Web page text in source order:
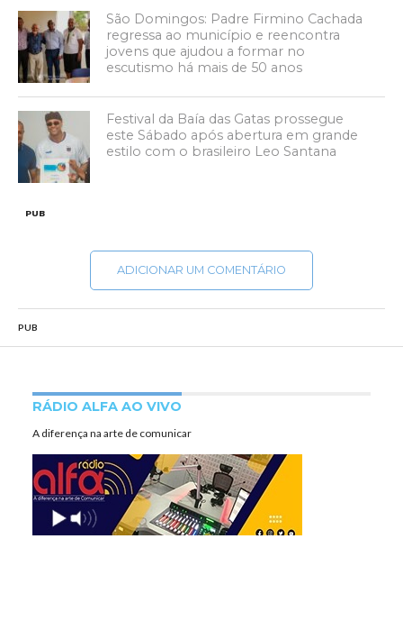
São Domingos: Padre Firmino Cachada
regressa ao município e reencontra
jovens que ajudou a formar no
escutismo há mais de 50 anos
Festival da Baía das Gatas prossegue
este Sábado após abertura em grande
estilo com o brasileiro Leo Santana
PUB
ADICIONAR UM COMENTÁRIO
PUB
RÁDIO ALFA AO VIVO
A diferença na arte de comunicar